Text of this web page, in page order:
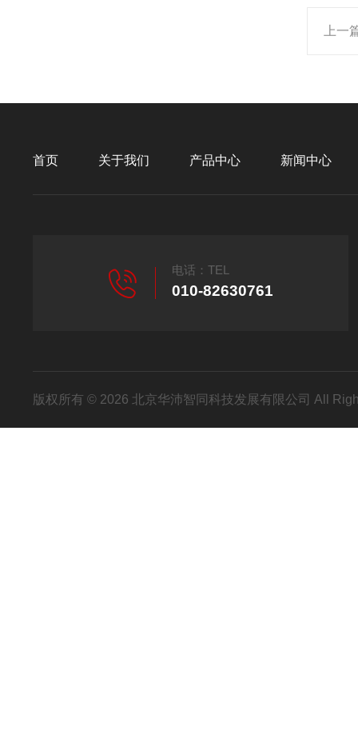
上一
首页 关于我们 产品中心 新闻中心
电话：TEL
010-82630761
版权所有 © 2026 北京华沛智同科技发展有限公司 All